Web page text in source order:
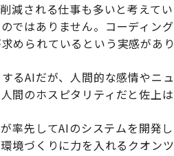
減される仕事も多いと考えて
ではありません。コーディン
められているという実感があり
るAIだが、人間的な感情やニ
間のホスピタリティだと佐上は
率先してAIのシステムを開発
境づくりに力を入れるクオン